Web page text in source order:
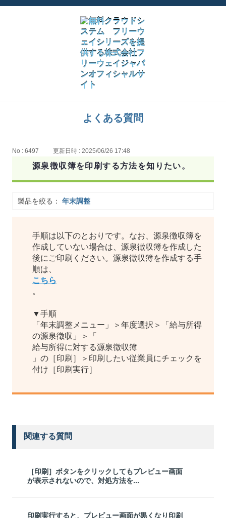
よくある質問
No : 6497 更新日時 : 2025/06/26 17:48
源泉徴収簿を印刷する方法を知りたい。
製品を絞る： 年末調整
手順は以下のとおりです。なお、源泉徴収簿を
作成していない場合は、源泉徴収簿を作成した
後にご印刷ください。源泉徴収簿を作成する手
順は、
こちら
。
▼手順
「年末調整メニュー」＞年度選択＞「給与所得
の源泉徴収」＞「
給与所得に対する源泉徴収簿
」の［印刷］＞印刷したい従業員にチェックを
付け［印刷実行］
関連する質問
［印刷］ボタンをクリックしてもプレビュー画面
が表示されないので、対処方法を...
印刷実行すると、プレビュー画面が黒くなり印刷